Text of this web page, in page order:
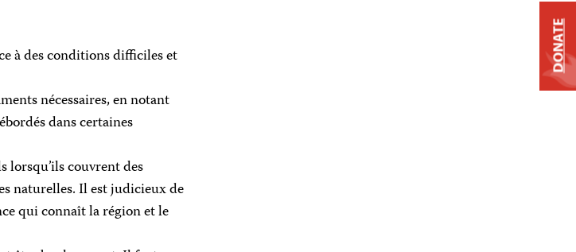
à des conditions difficiles et
nécessaires, en notant
dans certaines
lorsqu’ils couvrent des
naturelles. Il est judicieux de
qui connaît la région et le
DONATE